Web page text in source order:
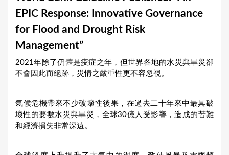
EPIC Response: Innovative Governance
for Flood and Drought Risk
Management”
2021年除了仍舊是疫症之年，但世界各地的水災與旱災卻
不會因此而絕跡，災情之嚴重性更不容忽視。
氣候危機帶來不少破壞性後果，在過去二十年來中最具破
壞性的要數水災與旱災，全球30億人受影響，造成的苦難
和經濟損失非常深遠。